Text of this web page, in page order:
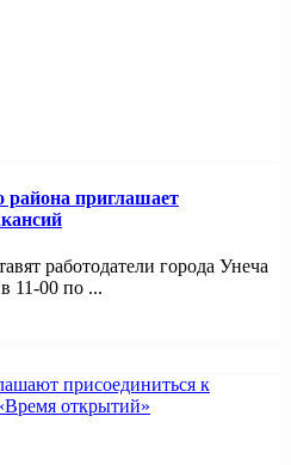
района приглашает
работодатели города Унеча
11-00 по ...